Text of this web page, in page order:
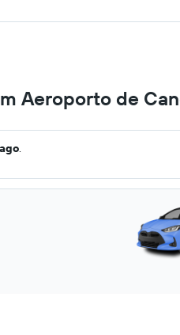
Aeroporto de
.